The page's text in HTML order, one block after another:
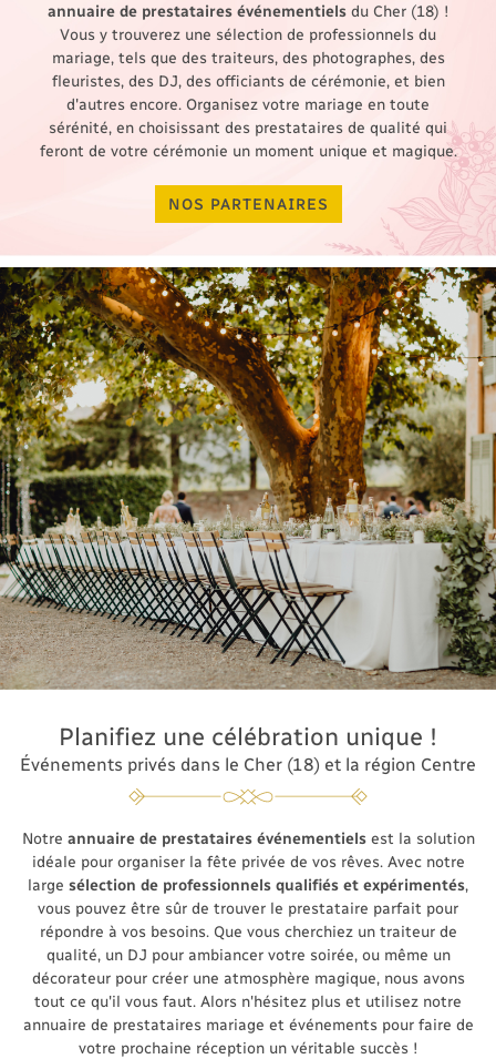
Bienvenue
Une
annuaire de prestataires événementielsdu Cher (18) !
Vous y trouverez une sélection de professionnels du
mariage, tels que des traiteurs, des photographes, des
fleuristes, des DJ, des officiants de cérémonie, et bien
d'autres encore. Organisez votre mariage en toute
sérénité, en choisissant des prestataires de qualité qui
feront de votre cérémonie un moment unique et magique.
NOS PARTENAIRES
Planifiez une célébration unique !
Événements privés dans le Cher (18) et la région Centre
Notre annuaire de prestataires événementielsest la solution
idéale pour organiser la fête privée de vos rêves. Avec notre
large sélection de professionnels qualifiés et expérimentés,
vous pouvez être sûr de trouver le prestataire parfait pour
répondre à vos besoins. Que vous cherchiez un traiteur de
qualité, un DJ pour ambiancer votre soirée, ou même un
décorateur pour créer une atmosphère magique, nous avons
tout ce qu'il vous faut. Alors n'hésitez plus et utilisez notre
annuaire de prestataires mariage et événements pour faire de
votre prochaine réception un véritable succès !